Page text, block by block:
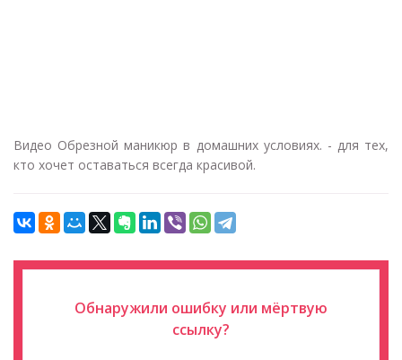
Видео Обрезной маникюр в домашних условиях. - для тех,
кто хочет оставаться всегда красивой.
Обнаружили ошибку или мёртвую
ссылку?